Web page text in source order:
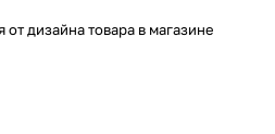
дизайна товара в магазине